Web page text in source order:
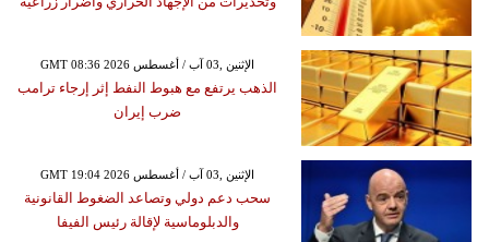
GMT 08:36 2026 الإثنين ,03 آب / أغسطس
الذهب يرتفع مع هبوط النفط إثر إرجاء ترامب
ضرب إيران
GMT 19:04 2026 الإثنين ,03 آب / أغسطس
سحب دعم دولي وتصاعد الضغوط القانونية
والدبلوماسية لإقالة رئيس الفيفا